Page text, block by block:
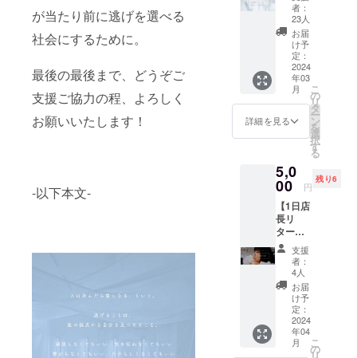
が当たり前に逃げを選べる
社会にするために。
最後の最後まで、どうぞご
支援ご協力の程、よろしく
お願いいたします！
-以下本文-
連絡い
たしま
す。
ないも
のであ
れば、
なんで
も設置
可能で
す。 ・
電気は
使えま
せん。
上、
90%以
上が白
い物に
限らせ
ていた
だきま
す。 ・
遠方の
方でも
郵送に
て代行
設置等
可能で
す。 ・
ルに応
援した
いお近
くの方
向け。
・ご来
店時に
ステッ
カーと
お好き
なドリ
ンクを2
ご提供
させて
いただ
きま
す。 (ご
注文時
にクラ
ファン
リター
ン仕様
の旨を
お伝え
くださ
者：
23人
お届
け予
定：
2024
年03
月
詳細を見る
こ
の
リ
タ
ー
ン
を
選
択
す
る
5,0
00 円
残り6
【1日店
長リ
ター
ン】
Chana/
モデ
ル：
¥5,000
・1日店
長の
Chana
さんが
支援
者：
4人
お届
け予
定：
2024
年04
月
こ
の